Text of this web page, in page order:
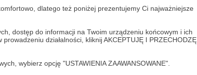
dlatego też poniżej prezentujemy Ci najważniejsze
dostęp do informacji na Twoim urządzeniu końcowym i ich
działalności, kliknij AKCEPTUJĘ I PRZECHODZĘ
wybierz opcję "USTAWIENIA ZAAWANSOWANE".